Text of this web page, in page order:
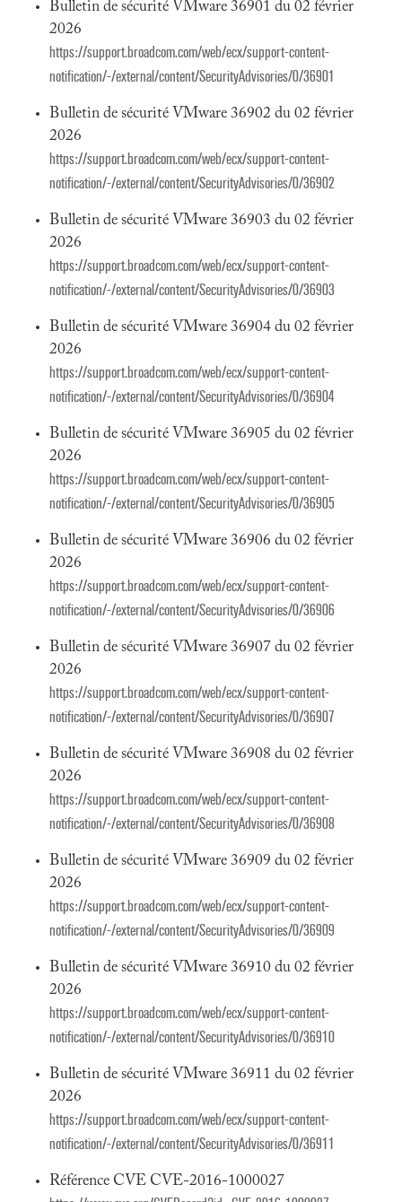
Bulletin de sécurité VMware 36901 du 02 février
2026
https://support.broadcom.com/web/ecx/support-content-
notification/-/external/content/SecurityAdvisories/0/36901
Bulletin de sécurité VMware 36902 du 02 février
2026
https://support.broadcom.com/web/ecx/support-content-
notification/-/external/content/SecurityAdvisories/0/36902
Bulletin de sécurité VMware 36903 du 02 février
2026
https://support.broadcom.com/web/ecx/support-content-
notification/-/external/content/SecurityAdvisories/0/36903
Bulletin de sécurité VMware 36904 du 02 février
2026
https://support.broadcom.com/web/ecx/support-content-
notification/-/external/content/SecurityAdvisories/0/36904
Bulletin de sécurité VMware 36905 du 02 février
2026
https://support.broadcom.com/web/ecx/support-content-
notification/-/external/content/SecurityAdvisories/0/36905
Bulletin de sécurité VMware 36906 du 02 février
2026
https://support.broadcom.com/web/ecx/support-content-
notification/-/external/content/SecurityAdvisories/0/36906
Bulletin de sécurité VMware 36907 du 02 février
2026
https://support.broadcom.com/web/ecx/support-content-
notification/-/external/content/SecurityAdvisories/0/36907
Bulletin de sécurité VMware 36908 du 02 février
2026
https://support.broadcom.com/web/ecx/support-content-
notification/-/external/content/SecurityAdvisories/0/36908
Bulletin de sécurité VMware 36909 du 02 février
2026
https://support.broadcom.com/web/ecx/support-content-
notification/-/external/content/SecurityAdvisories/0/36909
Bulletin de sécurité VMware 36910 du 02 février
2026
https://support.broadcom.com/web/ecx/support-content-
notification/-/external/content/SecurityAdvisories/0/36910
Bulletin de sécurité VMware 36911 du 02 février
2026
https://support.broadcom.com/web/ecx/support-content-
notification/-/external/content/SecurityAdvisories/0/36911
Référence CVE CVE-2016-1000027